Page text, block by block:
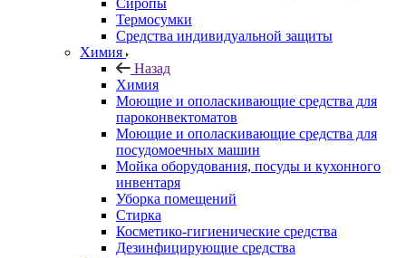
Сиропы
Термосумки
Средства индивидуальной защиты
Химия
Назад
Химия
Моющие и ополаскивающие средства для
пароконвектоматов
Моющие и ополаскивающие средства для
посудомоечных машин
Мойка оборудования, посуды и кухонного
инвентаря
Уборка помещений
Стирка
Косметико-гигиенические средства
Дезинфицирующие средства